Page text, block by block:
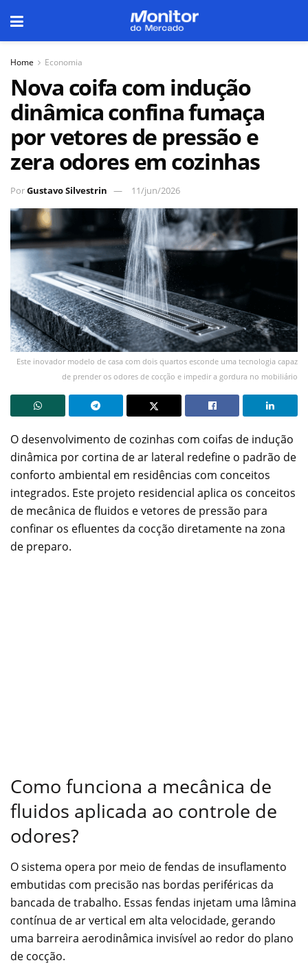
Home Economia
Nova coifa com indução
dinâmica confina fumaça
por vetores de pressão e
zera odores em cozinhas
PorGustavo Silvestrin 11/jun/2026
Este inovador modelo de casa com dois quartos esconde uma tecnologia capaz
de prender os odores de cocção e impedir a gordura no mobiliário
O desenvolvimento de cozinhas com coifas de indução
dinâmica por cortina de ar lateral redefine o padrão de
conforto ambiental em residências com conceitos
integrados. Este projeto residencial aplica os conceitos
de mecânica de fluidos e vetores de pressão para
confinar os efluentes da cocção diretamente na zona
de preparo.
Como funciona a mecânica de
fluidos aplicada ao controle de
odores?
O sistema opera por meio de fendas de insuflamento
embutidas com precisão nas bordas periféricas da
bancada de trabalho. Essas fendas injetam uma lâmina
contínua de ar vertical em alta velocidade, gerando
uma barreira aerodinâmica invisível ao redor do plano
de cocção.